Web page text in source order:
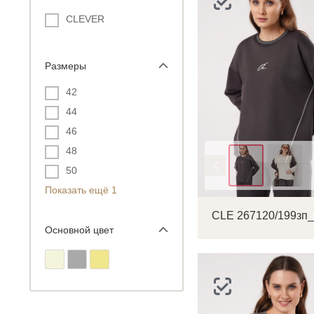
CLEVER
Размеры
42
44
46
48
50
Показать ещё 1
Основной цвет